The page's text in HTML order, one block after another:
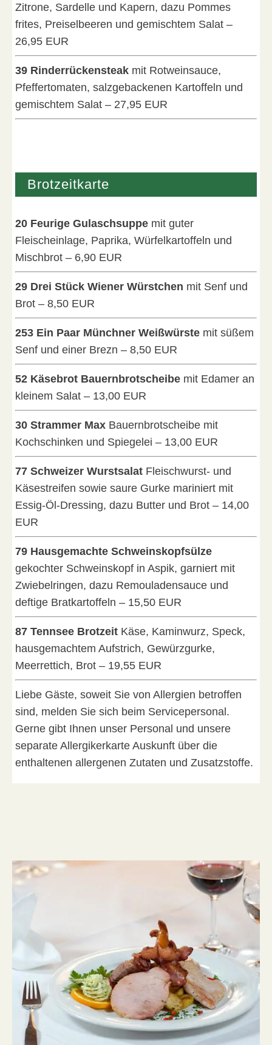
Zitrone, Sardelle und Kapern, dazu Pommes
frites, Preiselbeeren und gemischtem Salat –
26,95 EUR
39 Rinderrückensteak mit Rotweinsauce,
Pfeffertomaten, salzgebackenen Kartoffeln und
gemischtem Salat – 27,95 EUR
Brotzeitkarte
20 Feurige Gulaschsuppe mit guter
Fleischeinlage, Paprika, Würfelkartoffeln und
Mischbrot – 6,90 EUR
29 Drei Stück Wiener Würstchen mit Senf und
Brot – 8,50 EUR
253 Ein Paar Münchner Weißwürste mit süßem
Senf und einer Brezn – 8,50 EUR
52 Käsebrot Bauernbrotscheibe mit Edamer an
kleinem Salat – 13,00 EUR
30 Strammer Max Bauernbrotscheibe mit
Kochschinken und Spiegelei – 13,00 EUR
77 Schweizer Wurstsalat Fleischwurst- und
Käsestreifen sowie saure Gurke mariniert mit
Essig-Öl-Dressing, dazu Butter und Brot – 14,00
EUR
79 Hausgemachte Schweinskopfsülze
gekochter Schweinskopf in Aspik, garniert mit
Zwiebelringen, dazu Remouladensauce und
deftige Bratkartoffeln – 15,50 EUR
87 Tennsee Brotzeit Käse, Kaminwurz, Speck,
hausgemachtem Aufstrich, Gewürzgurke,
Meerrettich, Brot – 19,55 EUR
Liebe Gäste, soweit Sie von Allergien betroffen
sind, melden Sie sich beim Servicepersonal.
Gerne gibt Ihnen unser Personal und unsere
separate Allergikerkarte Auskunft über die
enthaltenen allergenen Zutaten und Zusatzstoffe.